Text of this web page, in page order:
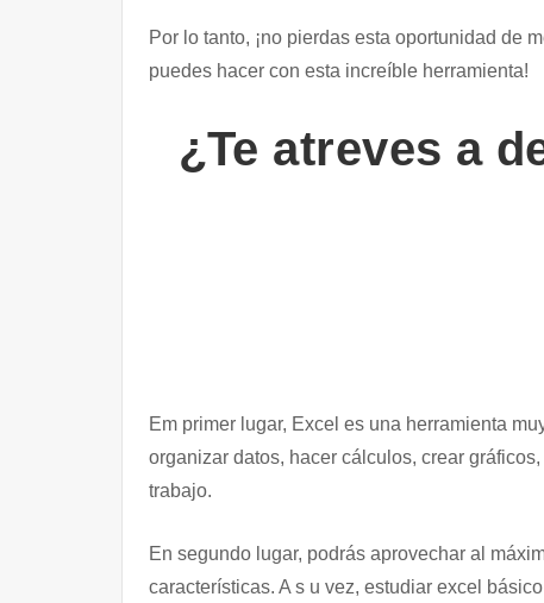
Por lo tanto, ¡no pierdas esta oportunidad de
puedes hacer con esta increíble herramienta!
¿Te atreves a
Em primer lugar, Excel es una herramienta
organizar datos, hacer cálculos, crear
trabajo.
En segundo lugar, podrás aprovechar al
características. A s u vez, estudiar excel